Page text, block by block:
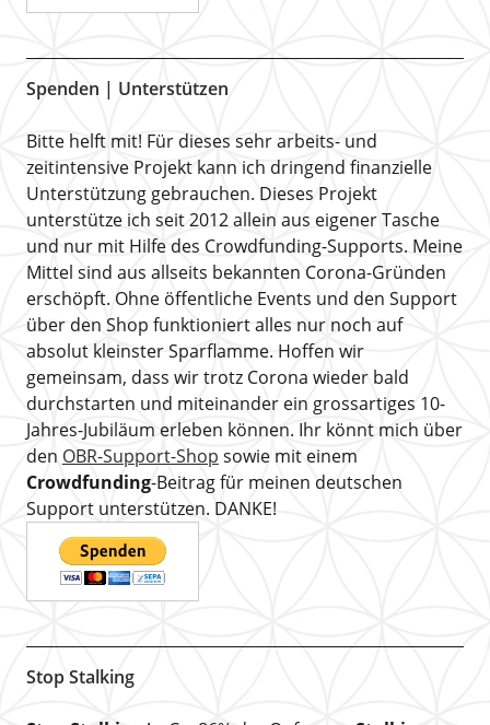
Spenden | Unterstützen
Bitte helft mit! Für dieses sehr arbeits- und
zeitintensive Projekt kann ich dringend finanzielle
Unterstützung gebrauchen. Dieses Projekt
unterstütze ich seit 2012 allein aus eigener Tasche
und nur mit Hilfe des Crowdfunding-Supports. Meine
Mittel sind aus allseits bekannten Corona-Gründen
erschöpft. Ohne öffentliche Events und den Support
über den Shop funktioniert alles nur noch auf
absolut kleinster Sparflamme. Hoffen wir
gemeinsam, dass wir trotz Corona wieder bald
durchstarten und miteinander ein grossartiges 10-
Jahres-Jubiläum erleben können. Ihr könnt mich über
den OBR-Support-Shop sowie mit einem
Crowdfunding-Beitrag für meinen deutschen
Support unterstützen. DANKE!
Stop Stalking